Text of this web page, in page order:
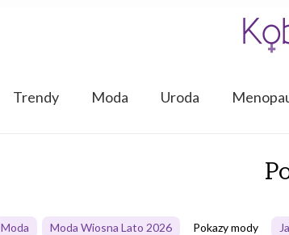
Trendy Moda Uroda
Moda Moda Wiosna Lato 2026 Pokazy mody